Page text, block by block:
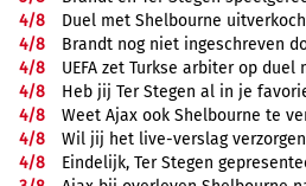
4/8
Duel met Shelbourne
4/8
Brandt nog niet ingeschreven
4/8
UEFA zet Turkse arbiter op duel
4/8
Heb jij Ter Stegen al in je
4/8
Weet Ajax ook Shelbourne te
4/8
Wil jij het live-verslag
4/8
Eindelijk, Ter Stegen